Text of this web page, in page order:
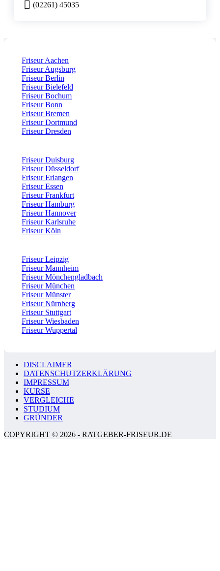
(02261) 45035
Friseur Aachen
Friseur Augsburg
Friseur Berlin
Friseur Bielefeld
Friseur Bochum
Friseur Bonn
Friseur Bremen
Friseur Dortmund
Friseur Dresden
Friseur Duisburg
Friseur Düsseldorf
Friseur Erlangen
Friseur Essen
Friseur Frankfurt
Friseur Hamburg
Friseur Hannover
Friseur Karlsruhe
Friseur Köln
Friseur Leipzig
Friseur Mannheim
Friseur Mönchengladbach
Friseur München
Friseur Münster
Friseur Nürnberg
Friseur Stuttgart
Friseur Wiesbaden
Friseur Wuppertal
DISCLAIMER
DATENSCHUTZERKLÄRUNG
IMPRESSUM
KURSE
VERGLEICHE
STUDIUM
GRÜNDER
COPYRIGHT © 2026 - RATGEBER-FRISEUR.DE